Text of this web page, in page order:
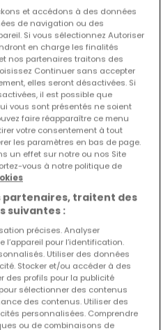
et baisses de prix en
!
pour recevoir les
changements de prix dans
email !
alerte
à proximité
et accédons à des données
de navigation ou des
Si vous sélectionnez Autoriser
en charge les finalités
nos partenaires traitons des
Continuer sans accepter
elles seront désactivées. Si
il est possible que
vous sont présentés ne soient
faire réapparaître ce menu
votre consentement à tout
les paramètres en bas de page.
un effet sur notre ou nos Site
vous à notre politique de
partenaires, traitent des
suivantes :
précises. Analyser
pour l’identification.
Utiliser des données
Stocker et/ou accéder à des
des profils pour la publicité
sélectionner des contenus
des contenus. Utiliser des
personnalisées. Comprendre
ou de combinaisons de